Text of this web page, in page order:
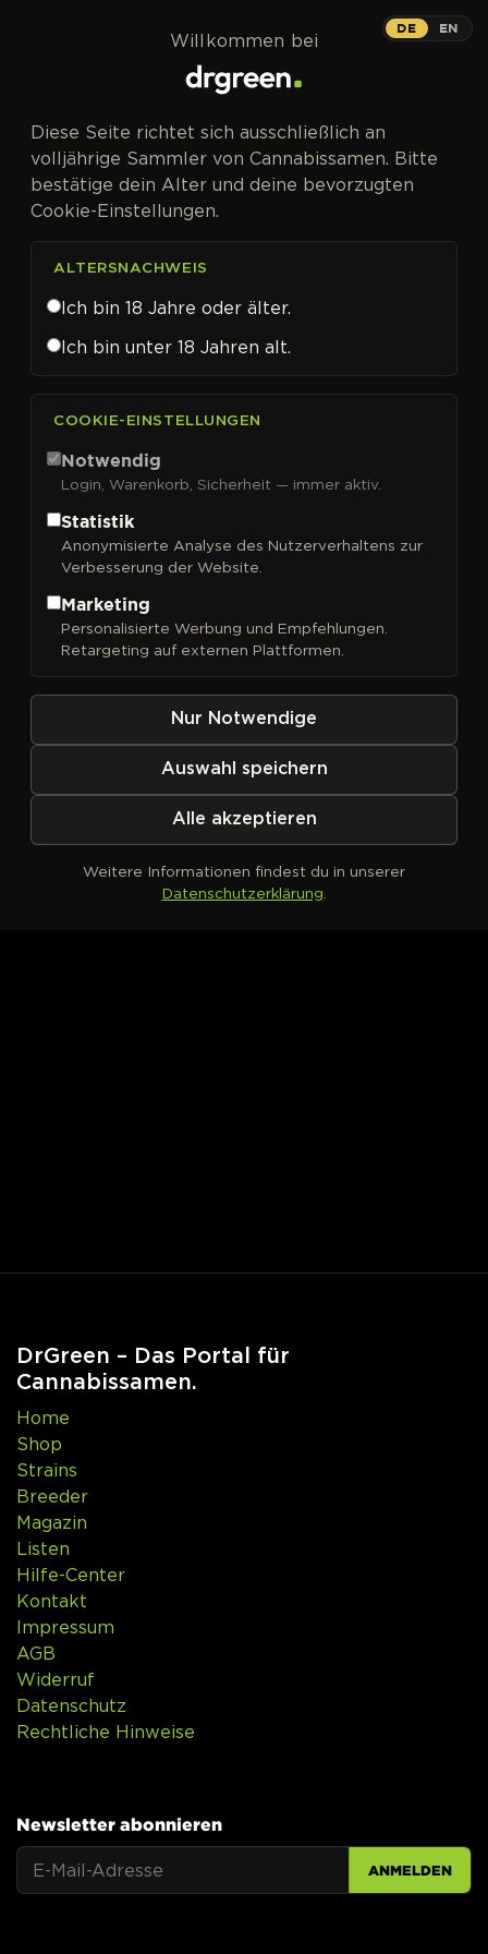
Humboldt Seed Co.
Sortieren nach
Kein Produkt definiert
DrGreen – Das Portal für
Cannabissamen.
Home
Shop
Strains
Breeder
Magazin
Listen
Hilfe-Center
Kontakt
Impressum
AGB
Widerruf
Datenschutz
Rechtliche Hinweise
Newsletter abonnieren
ANMELDEN
DE EN
Willkommen bei
Diese Seite richtet sich ausschließlich an
volljährige Sammler von Cannabissamen. Bitte
bestätige dein Alter und deine bevorzugten
Cookie-Einstellungen.
ALTERSNACHWEIS
Ich bin 18 Jahre oder älter.
Ich bin unter 18 Jahren alt.
COOKIE-EINSTELLUNGEN
Notwendig
Login, Warenkorb, Sicherheit — immer aktiv.
Statistik
Anonymisierte Analyse des Nutzerverhaltens zur
Verbesserung der Website.
Marketing
Personalisierte Werbung und Empfehlungen.
Retargeting auf externen Plattformen.
Nur Notwendige
Auswahl speichern
Alle akzeptieren
Weitere Informationen findest du in unserer
Datenschutzerklärung